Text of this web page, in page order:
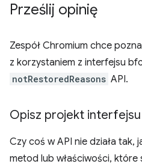
Prześlij opinię
Zespół Chromium chce
z korzystaniem z interfejsu
notRestoredReasons API.
Opisz projekt interfejsu
Czy coś w API nie działa tak,
metod lub właściwości,